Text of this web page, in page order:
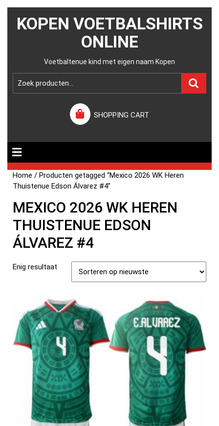
KOPEN VOETBALSHIRTS
ONLINE
Voetbaltenue kind met eigen naam Kopen
SHOPPING CART
Home / Producten getagged “Mexico 2026 WK Heren
Thuistenue Edson Álvarez #4”
MEXICO 2026 WK HEREN
THUISTENUE EDSON
ÁLVAREZ #4
Enig resultaat